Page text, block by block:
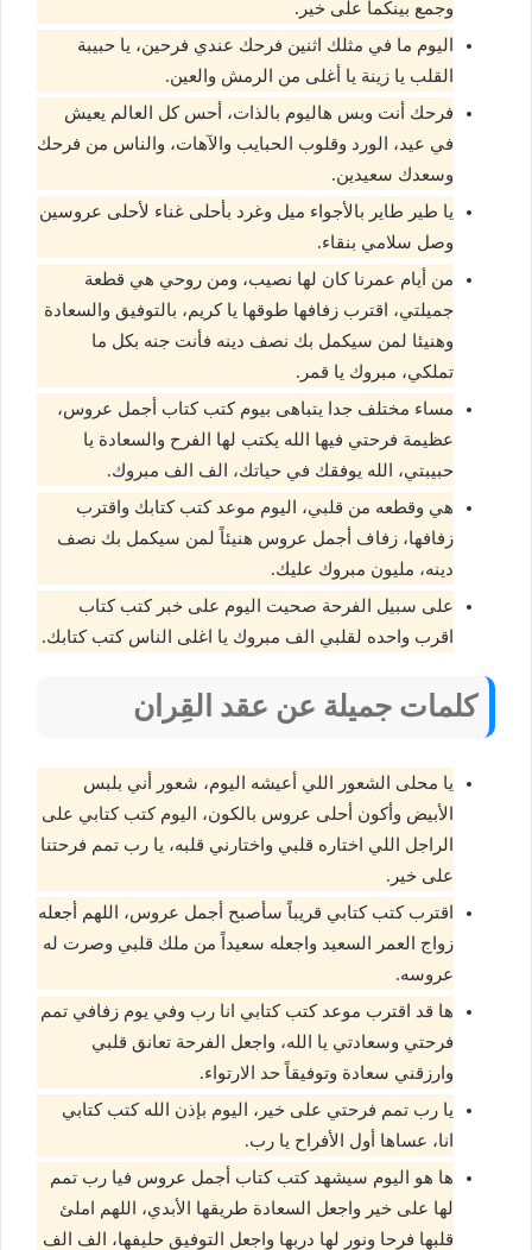
وجمع بينكما على خير.
اليوم ما في مثلك اثنين فرحك عندي فرحين، يا حبيبة
القلب يا زينة يا أغلى من الرمش والعين.
فرحك أنت وبس هاليوم بالذات، أحس كل العالم يعيش
في عيد، الورد وقلوب الحبايب والآهات، والناس من فرحك
وسعدك سعيدين.
يا طير طاير بالأجواء ميل وغرد بأحلى غناء لأحلى عروسين
وصل سلامي بنقاء.
من أيام عمرنا كان لها نصيب، ومن روحي هي قطعة
جميلتي، اقترب زفافها طوقها يا كريم، بالتوفيق والسعادة
وهنيئا لمن سيكمل بك نصف دينه فأنت جنه بكل ما
تملكي، مبروك يا قمر.
مساء مختلف جدا يتباهى بيوم كتب كتاب أجمل عروس،
عظيمة فرحتي فيها الله يكتب لها الفرح والسعادة يا
حبيبتي، الله يوفقك في حياتك، الف الف مبروك.
هي وقطعه من قلبي، اليوم موعد كتب كتابك واقترب
زفافها، زفاف أجمل عروس هنيئاً لمن سيكمل بك نصف
دينه، مليون مبروك عليك.
على سبيل الفرحة صحيت اليوم على خبر كتب كتاب
اقرب واحده لقلبي الف مبروك يا اغلى الناس كتب كتابك.
كلمات جميلة عن عقد القِران
يا محلى الشعور اللي أعيشه اليوم، شعور أني بلبس
الأبيض وأكون أحلى عروس بالكون، اليوم كتب كتابي على
الراجل اللي اختاره قلبي واختارني قلبه، يا رب تمم فرحتنا
على خير.
اقترب كتب كتابي قريباً سأصبح أجمل عروس، اللهم أجعله
زواج العمر السعيد واجعله سعيداً من ملك قلبي وصرت له
عروسه.
ها قد اقترب موعد كتب كتابي انا رب وفي يوم زفافي تمم
فرحتي وسعادتي يا الله، واجعل الفرحة تعانق قلبي
وارزقني سعادة وتوفيقاً حد الارتواء.
يا رب تمم فرحتي على خير، اليوم بإذن الله كتب كتابي
انا، عساها أول الأفراح يا رب.
ها هو اليوم سيشهد كتب كتاب أجمل عروس فيا رب تمم
لها على خير واجعل السعادة طريقها الأبدي، اللهم املئ
قلبها فرحا ونور لها دربها واجعل التوفيق حليفها، الف الف